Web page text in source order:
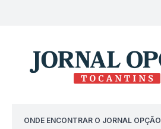
ONDE ENCONTRAR O JORNAL OPÇÃO